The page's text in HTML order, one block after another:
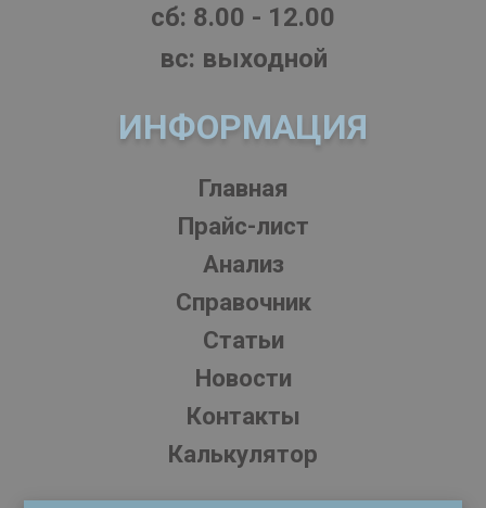
cб: 8.00 - 12.00
вс: выходной
ИНФОРМАЦИЯ
Главная
Прайс-лист
Анализ
Справочник
Статьи
Новости
Контакты
Калькулятор